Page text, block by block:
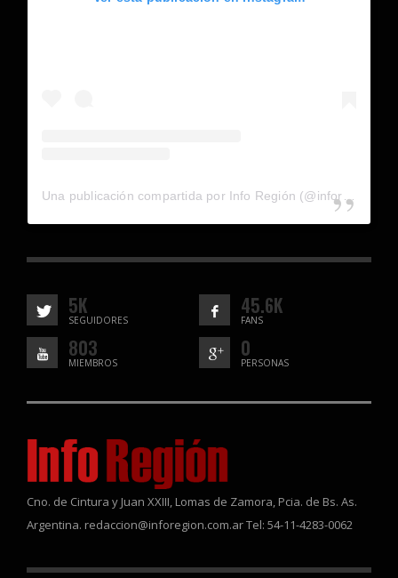
5K
SEGUIDORES
45.6K
FANS
803
MIEMBROS
0
PERSONAS
Cno. de Cintura y Juan XXIII, Lomas de Zamora, Pcia. de Bs. As.
Argentina. redaccion@inforegion.com.ar Tel: 54-11-4283-0062